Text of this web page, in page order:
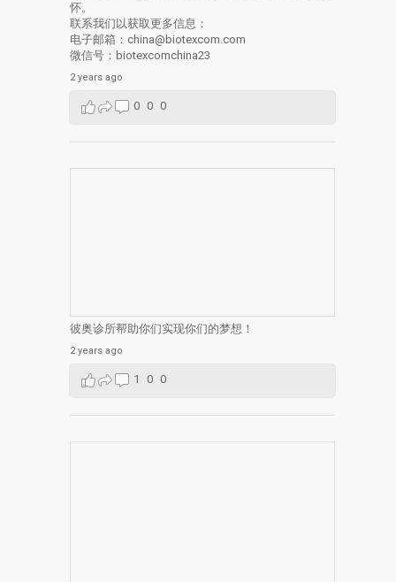
怀。
联系我们以获取更多信息：
电子邮箱：china@biotexcom.com
微信号：biotexcomchina23
2 years ago
0 0 0
彼奥诊所帮助你们实现你们的梦想！
2 years ago
1 0 0